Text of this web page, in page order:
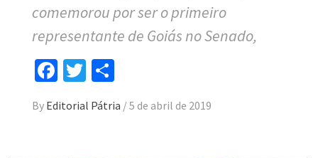
comemorou por ser o primeiro
representante de Goiás no Senado,
Facebook
Twitter
By Editorial Pátria /5 de abril de 2019